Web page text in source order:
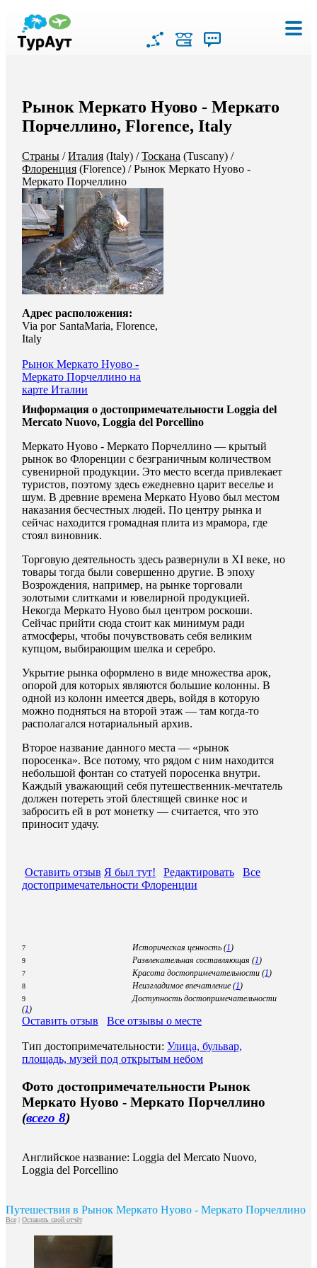
Рынок Меркато Нуово - Меркато
Порчеллино, Florence, Italy
Страны /Италия (Italy) /Тоскана (Tuscany) /
Флоренция (Florence) /Рынок Меркато Нуово -
Меркато Порчеллино
Адрес расположения:
Via рог SantaMaria, Florence,
Italy
Рынок Меркато Нуово -
Меркато Порчеллино на
карте Италии
Информация о достопримечательности Loggia del
Mercato Nuovo, Loggia del Porcellino
Меркато Нуово - Меркато Порчеллино — крытый
рынок во Флоренции с безграничным количеством
сувенирной продукции. Это место всегда привлекает
туристов, поэтому здесь ежедневно царит веселье и
шум. В древние времена Меркато Нуово был местом
наказания бесчестных людей. По центру рынка и
сейчас находится громадная плита из мрамора, где
стоял виновник.
Торговую деятельность здесь развернули в XI веке, но
товары тогда были совершенно другие. В эпоху
Возрождения, например, на рынке торговали
золотыми слитками и ювелирной продукцией.
Некогда Меркато Нуово был центром роскоши.
Сейчас прийти сюда стоит как минимум ради
атмосферы, чтобы почувствовать себя великим
купцом, выбирающим шелка и серебро.
Укрытие рынка оформлено в виде множества арок,
опорой для которых являются большие колонны. В
одной из колонн имеется дверь, войдя в которую
можно подняться на второй этаж — там когда-то
располагался нотариальный архив.
Второе название данного места — «рынок
поросенка». Все потому, что рядом с ним находится
небольшой фонтан со статуей поросенка внутри.
Каждый уважающий себя путешественник-мечтатель
должен потереть этой блестящей свинке нос и
забросить ей в рот монетку — считается, что это
приносит удачу.
Оставить отзыв Я был тут! Редактировать
Все
достопримечательности Флоренции
7 Историческая ценность (1)
9 Развлекательная составляющая (1)
7 Красота достопримечательности (1)
8 Неизгладимое впечатление (1)
9
Доступность достопримечательности
(1)
Оставить отзыв Все отзывы о месте
Тип достопримечательности: Улица, бульвар,
площадь, музей под открытым небом
Фото достопримечательности Рынок
Меркато Нуово - Меркато Порчеллино
(всего 8)
Английское название: Loggia del Mercato Nuovo,
Loggia del Porcellino
Путешествия в Рынок Меркато Нуово - Меркато Порчеллино
Все | Оставить свой отчёт